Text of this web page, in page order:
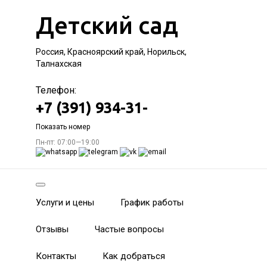
Детский сад
Россия, Красноярский край, Норильск,
Талнахская
Телефон:
+7 (391) 934-31-
Показать номер
Пн-пт: 07:00—19:00
Услуги и цены График работы
Отзывы Частые вопросы
Контакты Как добраться